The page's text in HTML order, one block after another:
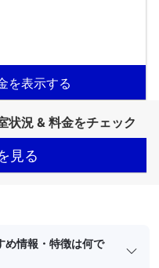
を表示する
状況 & 料金をチェック
見る
め情報・特徴は何で